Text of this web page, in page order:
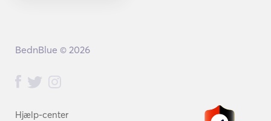
Hjælp-center
BednBlue © 2026